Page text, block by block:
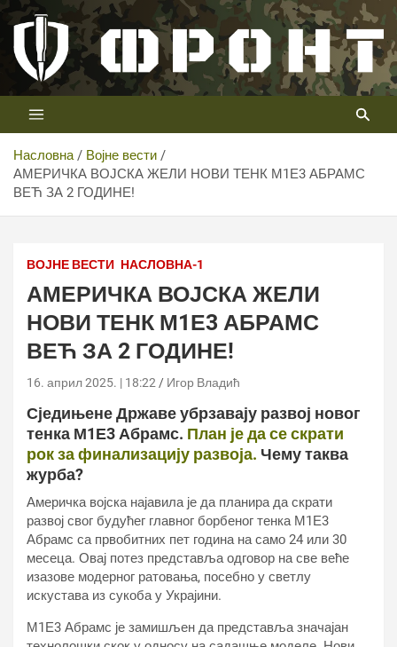
Скип
цонтент
Телевизија ФРОНТ
Први војни канал у Србији
Насловна
Војне вести
АМЕРИЧКА ВОЈСКА ЖЕЛИ НОВИ ТЕНК М1Е3 АБРАМС
ВЕЋ ЗА 2 ГОДИНЕ!
ВОЈНЕ ВЕСТИ НАСЛОВНА-1
АМЕРИЧКА ВОЈСКА ЖЕЛИ
НОВИ ТЕНК М1Е3 АБРАМС
ВЕЋ ЗА 2 ГОДИНЕ!
16. април 2025. | 18:22 Игор Владић
Сједињене Државе убрзавају развој новог
тенка М1Е3 Абрамс. План је да се скрати
рок за финализацију развоја. Чему таква
журба?
Америчка војска најавила је да планира да скрати
развој свог будућег главног борбеног тенка М1Е3
Абрамс са првобитних пет година на само 24 или 30
месеца. Овај потез представља одговор на све веће
изазове модерног ратовања, посебно у светлу
искустава из сукоба у Украјини.
М1Е3 Абрамс је замишљен да представља значајан